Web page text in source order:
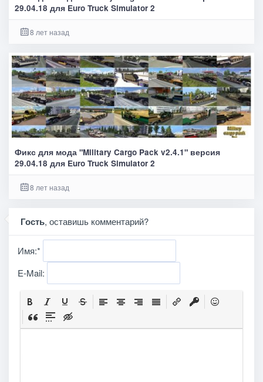
29.04.18 для Euro Truck Simulator 2
8 лет назад
Фикс для мода "Military Cargo Pack v2.4.1" версия
29.04.18 для Euro Truck Simulator 2
8 лет назад
Гость, оставишь комментарий?
Имя:*
E-Mail: